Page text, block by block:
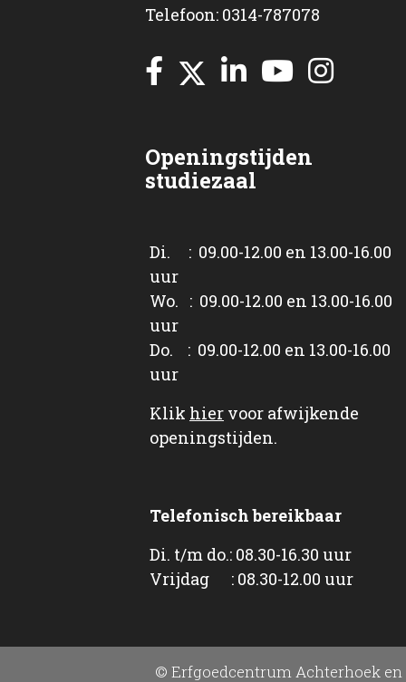
Telefoon: 0314-787078
Openingstijden
studiezaal
Di. : 09.00-12.00 en 13.00-16.00
uur
Wo. : 09.00-12.00 en 13.00-16.00
uur
Do. : 09.00-12.00 en 13.00-16.00
uur
Klik hier voor afwijkende
openingstijden.
Telefonisch bereikbaar
Di. t/m do.: 08.30-16.30 uur
Vrijdag : 08.30-12.00 uur
© Erfgoedcentrum Achterhoek en